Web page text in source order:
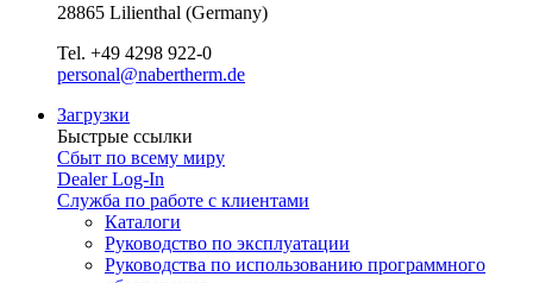
28865 Lilienthal (Germany)
Tel. +49 4298 922-0
personal@nabertherm.de
Загрузки
Быстрые ссылки
Сбыт по всему миру
Dealer Log-In
Служба по работе с клиентами
Каталоги
Руководство по эксплуатации
Руководства по использованию программного